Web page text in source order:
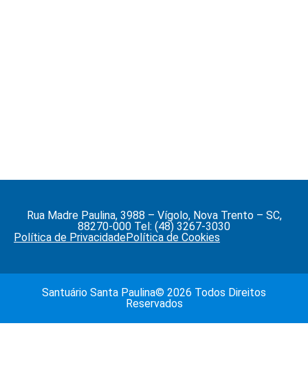
Rua Madre Paulina, 3988 – Vígolo, Nova Trento – SC,
88270-000 Tel: (48) 3267-3030
Política de PrivacidadePolítica de Cookies
Santuário Santa Paulina© 2026 Todos Direitos
Reservados